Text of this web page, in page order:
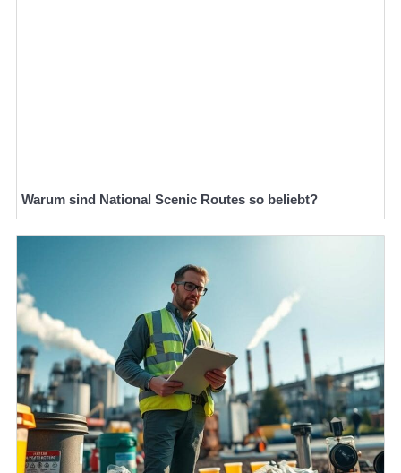
Warum sind National Scenic Routes so beliebt?